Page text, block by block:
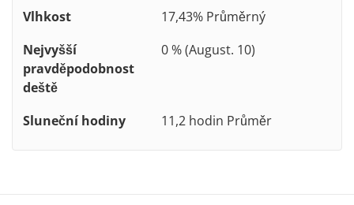
Vlhkost
17,43% Průměrný
Nejvyšší
pravděpodobnost
deště
0 % (August. 10)
Sluneční hodiny 11,2 hodin Průměr